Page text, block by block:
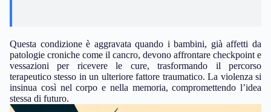
Questa condizione è aggravata quando i bambini, già affetti da
patologie croniche come il cancro, devono affrontare checkpoint e
vessazioni per ricevere le cure, trasformando il percorso
terapeutico stesso in un ulteriore fattore traumatico. La violenza si
insinua così nel corpo e nella memoria, compromettendo l’idea
stessa di futuro.